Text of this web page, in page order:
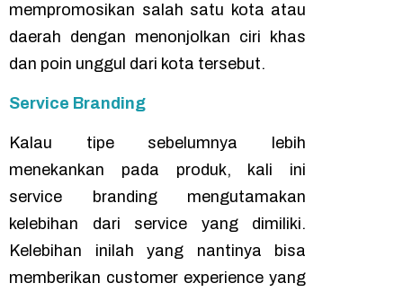
mempromosikan salah satu kota atau
daerah dengan menonjolkan ciri khas
dan poin unggul dari kota tersebut.
Service Branding
Kalau tipe sebelumnya lebih
menekankan pada produk, kali ini
service branding mengutamakan
kelebihan dari service yang dimiliki.
Kelebihan inilah yang nantinya bisa
memberikan customer experience yang